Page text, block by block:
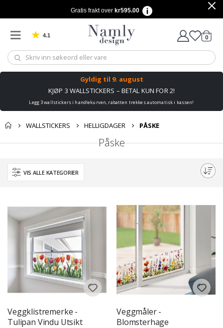
Gratis frakt over kr595.00
4.1 Basert på 1029 stemmer 0varer
Gyldig til 9. august
KJØP 3 WALLSTICKERS – BETAL KUN FOR 2!
Legg 3 wallstickers i handlekurven, rabatten trekkes automatisk i kassen!
WALLSTICKERS HELLIGDAGER PÅSKE
Påske
VIS ALLE KATEGORIER
Veggklistremerke -
Tulipan Vindu Utsikt
Veggmåler -
Blomsterhage